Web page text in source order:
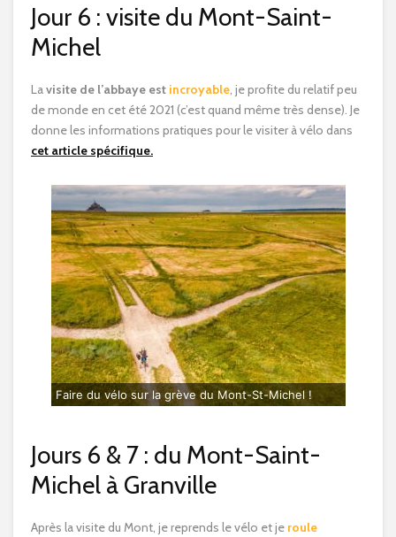
Jour 6 : visite du Mont-Saint-
Michel
Lavisite de l’abbaye est incroyable, je profite du relatif peu
de monde en cet été 2021 (c’est quand même très dense). Je
donne les informations pratiques pour le visiter à vélo dans
cet article spécifique.
Faire du vélo sur la grève du Mont-St-Michel !
Jours 6 & 7 : du Mont-Saint-
Michel à Granville
Après la visite du Mont, je reprends le vélo et je roule